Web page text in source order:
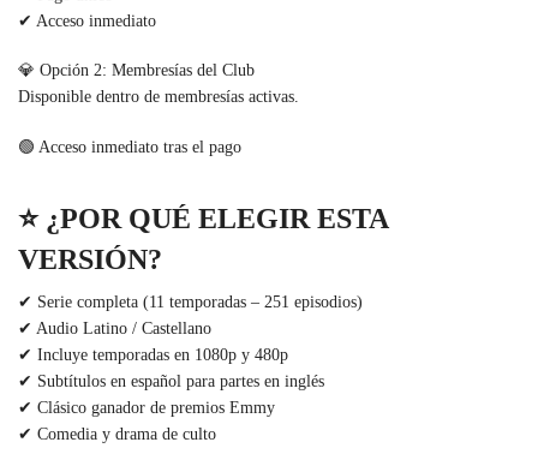
✔ Acceso inmediato
💎 Opción 2: Membresías del Club
Disponible dentro de membresías activas.
🟢 Acceso inmediato tras el pago
⭐ ¿POR QUÉ ELEGIR ESTA
VERSIÓN?
✔ Serie completa (11 temporadas – 251 episodios)
✔ Audio Latino / Castellano
✔ Incluye temporadas en 1080p y 480p
✔ Subtítulos en español para partes en inglés
✔ Clásico ganador de premios Emmy
✔ Comedia y drama de culto